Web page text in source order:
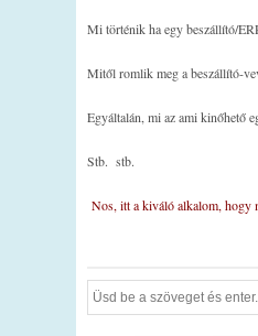
Mi történik ha egy beszállító/
Mitől romlik meg a beszállító-
Egyáltalán, mi az ami kinőhető
Stb. stb.
Nos, itt a kiváló alkalom, hogy